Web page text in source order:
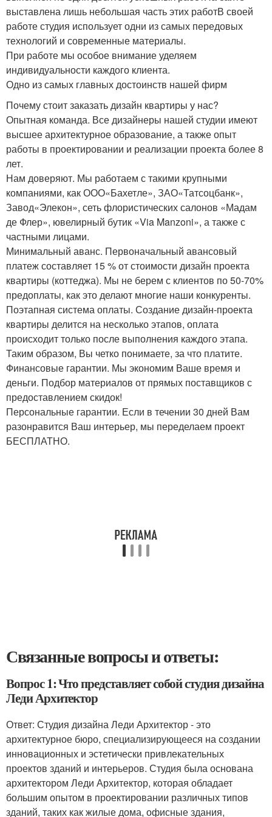
выставлена лишь небольшая часть этих работВ своей
работе студия использует одни из самых передовых
технологий и современные материалы.
При работе мы особое внимание уделяем
индивидуальности каждого клиента.
Одно из самых главных достоинств нашей фирм
Почему стоит заказать дизайн квартиры у нас?
Опытная команда. Все дизайнеры нашей студии имеют
высшее архитектурное образование, а также опыт
работы в проектировании и реализации проекта более 8
лет.
Нам доверяют. Мы работаем с такими крупными
компаниями, как ООО«Бахетле», ЗАО«Татсоцбанк»,
Завод«Элекон», сеть флористических салонов «Мадам
де Флер», ювелирный бутик «Via Manzoni», а также с
частными лицами.
Минимальный аванс. Первоначальный авансовый
платеж составляет 15 % от стоимости дизайн проекта
квартиры (коттеджа). Мы не берем с клиентов по 50-70%
предоплаты, как это делают многие наши конкуренты.
Поэтапная система оплаты. Создание дизайн-проекта
квартиры делится на несколько этапов, оплата
происходит только после выполнения каждого этапа.
Таким образом, Вы четко понимаете, за что платите.
Финансовые гарантии. Мы экономим Ваше время и
деньги. Подбор материалов от прямых поставщиков с
предоставлением скидок!
Персональные гарантии. Если в течении 30 дней Вам
разонравится Ваш интерьер, мы переделаем проект
БЕСПЛАТНО.
Связанные вопросы и ответы:
Вопрос 1: Что представляет собой студия дизайна
Леди Архитектор
Ответ: Студия дизайна Леди Архитектор - это
архитектурное бюро, специализирующееся на создании
инновационных и эстетически привлекательных
проектов зданий и интерьеров. Студия была основана
архитектором Леди Архитектор, которая обладает
большим опытом в проектировании различных типов
зданий, таких как жилые дома, офисные здания,